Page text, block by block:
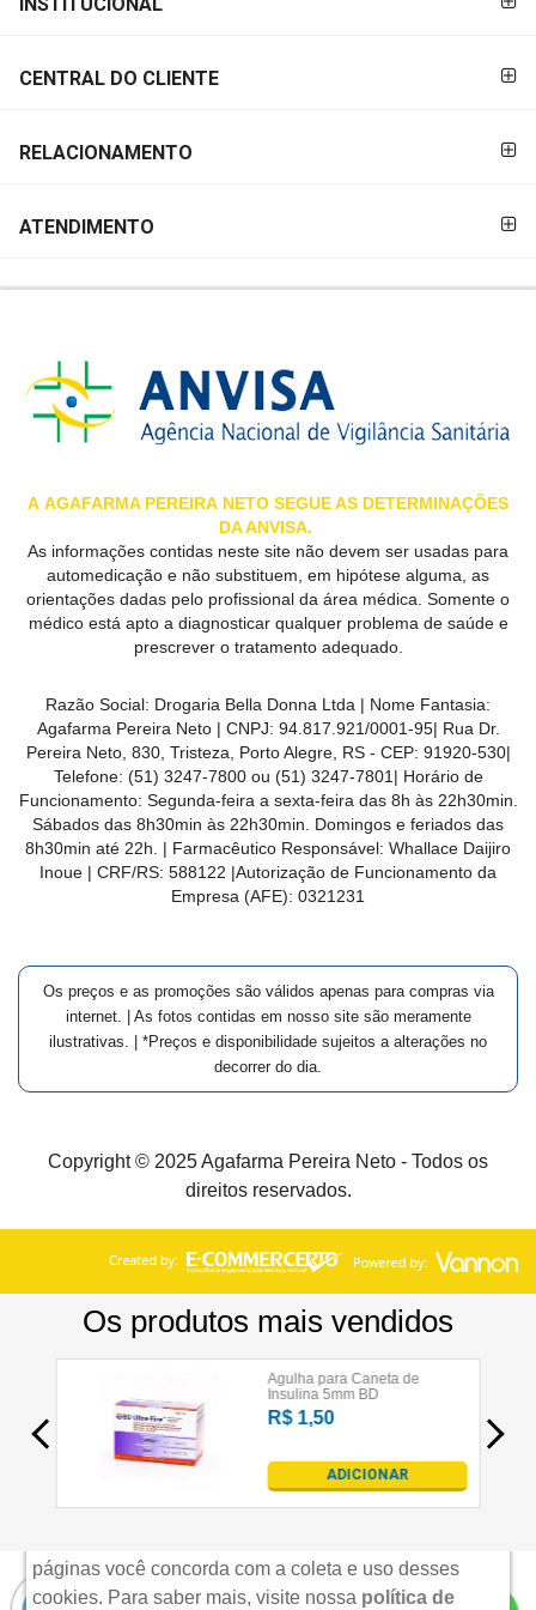
&
OFERTAS
ATENDIMENTO
LOCALIZAÇÃO
CENTRAL
DE
ATENDIMENTO
MAIS
PRÓXIMA
DO
CLIENTE
PAGAMENTO
CENTRAL DO CLIENTE
RELACIONAMENTO
ATENDIMENTO
A AGAFARMA PEREIRA NETO SEGUE AS DETERMINAÇÕES
DA ANVISA.
As informações contidas neste site não devem ser usadas para
automedicação e não substituem, em hipótese alguma, as
orientações dadas pelo profissional da área médica. Somente o
médico está apto a diagnosticar qualquer problema de saúde e
prescrever o tratamento adequado.
Razão Social: Drogaria Bella Donna Ltda | Nome Fantasia:
Agafarma Pereira Neto | CNPJ: 94.817.921/0001-95| Rua Dr.
Pereira Neto, 830, Tristeza, Porto Alegre, RS - CEP: 91920-530|
Telefone: (51) 3247-7800 ou (51) 3247-7801 | Horário de
Funcionamento: Segunda-feira a sexta-feira das 8h às 22h30min.
Sábados das 8h30min às 22h30min. Domingos e feriados das
8h30min até 22h. | Farmacêutico Responsável: Whallace Daijiro
Inoue | CRF/RS: 588122 |Autorização de Funcionamento da
Empresa (AFE): 0321231
Os preços e as promoções são válidos apenas para compras via
internet. | As fotos contidas em nosso site são meramente
ilustrativas. | *Preços e disponibilidade sujeitos a alterações no
decorrer do dia.
Copyright © 2025 Agafarma Pereira Neto - Todos os
direitos reservados.
Aviso de uso de cookies
Nós utilizamos cookies para possibilitar e aprimorar
páginas você concorda com a coleta e uso desses
cookies. Para saber mais, visite nossa política de